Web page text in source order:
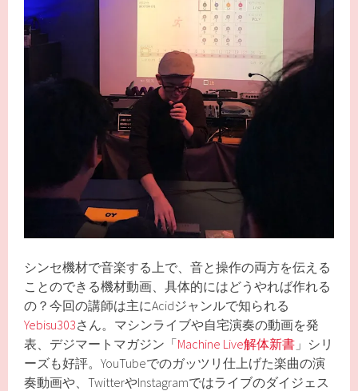
シンセ機材で音楽する上で、音と操作の両方を伝える
ことのできる機材動画、具体的にはどうやれば作れる
の？今回の講師は主にAcidジャンルで知られる
Yebisu303さん。マシンライブや自宅演奏の動画を発
表、デジマートマガジン「Machine Live解体新書 」シリ
ーズも好評。YouTubeでのガッツリ仕上げた楽曲の演
奏動画や、TwitterやInstagramではライブのダイジェス